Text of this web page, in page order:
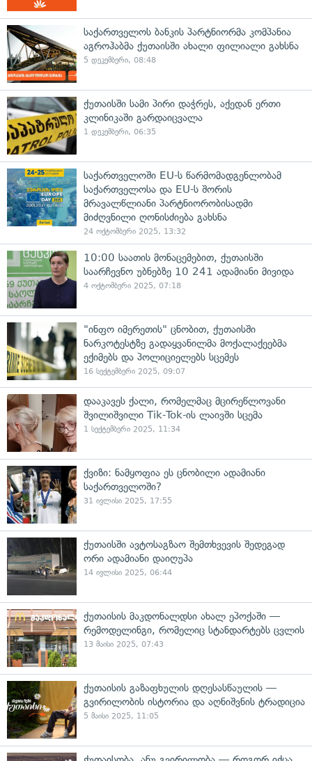
საქართველოს ბანკის პარტნიორმა კომპანია
აგროჰაბმა ქუთაისში ახალი ფილიალი გახსნა
5 დეკემბერი, 08:48
ქუთაისში სამი პირი დაჭრეს, აქედან ერთი
კლინიკაში გარდაიცვალა
1 დეკემბერი, 06:35
საქართველოში EU-ს წარმომადგენლობამ
საქართველოსა და EU-ს შორის
მრავალწლიანი პარტნიორობისადმი
მიძღვნილი ღონისძიება გახსნა
24 ოქტომბერი 2025, 13:32
10:00 საათის მონაცემებით, ქუთაისში
საარჩევნო უბნებზე 10 241 ადამიანი მივიდა
4 ოქტომბერი 2025, 07:18
"ინფო იმერეთის" ცნობით, ქუთაისში
ნარკოტესტზე გადაყვანილმა მოქალაქეებმა
ექიმებს და პოლიციელებს სცემეს
16 სექტემბერი 2025, 09:07
დააკავეს ქალი, რომელმაც მცირეწლოვანი
შვილიშვილი Tik-Tok-ის ლაივში სცემა
1 სექტემბერი 2025, 11:34
ქვიზი: ნამყოფია ეს ცნობილი ადამიანი
საქართველოში?
31 ივლისი 2025, 17:55
ქუთაისში ავტოსაგზაო შემთხვევის შედეგად
ორი ადამიანი დაიღუპა
14 ივლისი 2025, 06:44
ქუთაისის მაკდონალდსი ახალ ეპოქაში —
რემოდელინგი, რომელიც სტანდარტებს ცვლის
13 მაისი 2025, 07:43
ქუთაისის გაზაფხულის დღესასწაულის —
გვირილობის ისტორია და აღნიშვნის ტრადიცია
5 მაისი 2025, 11:05